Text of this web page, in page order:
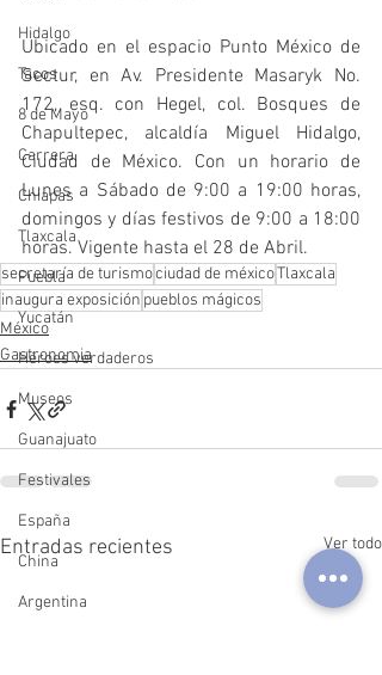
Hidalgo
Tacos
8 de Mayo
Carrera
Chiapas
Tlaxcala
Puebla
Yucatán
Héroes verdaderos
Museos
Guanajuato
Festivales
España
China
Argentina
Ubicado en el espacio Punto México de
Sectur, en Av. Presidente Masaryk No.
172, esq. con Hegel, col. Bosques de
Chapultepec, alcaldía Miguel Hidalgo,
Ciudad de México. Con un horario de
Lunes a Sábado de 9:00 a 19:00 horas,
domingos y días festivos de 9:00 a 18:00
horas. Vigente hasta el 28 de Abril.
secretaría de turismociudad de méxicoTlaxcala
inaugura exposición pueblos mágicos
México
Gastronomia
Entradas recientes Ver todo